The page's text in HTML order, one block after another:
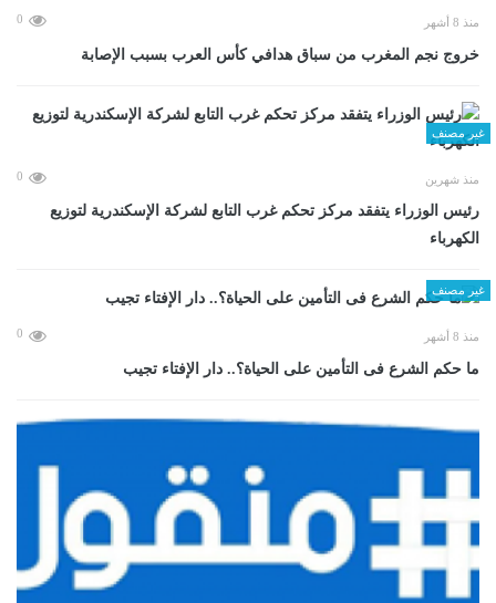
منذ 8 أشهر 0
خروج نجم المغرب من سباق هدافي كأس العرب بسبب الإصابة
غير مصنف
منذ شهرين 0
رئيس الوزراء يتفقد مركز تحكم غرب التابع لشركة الإسكندرية لتوزيع
الكهرباء
غير مصنف
منذ 8 أشهر 0
ما حكم الشرع فى التأمين على الحياة؟.. دار الإفتاء تجيب